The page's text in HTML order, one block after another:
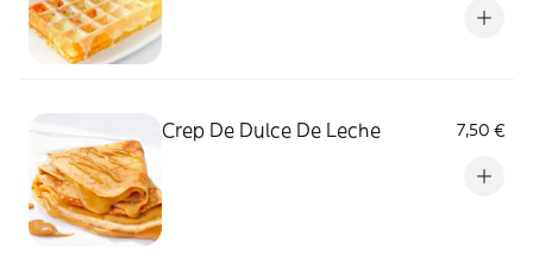
Crep De Dulce De Leche 7,50 €